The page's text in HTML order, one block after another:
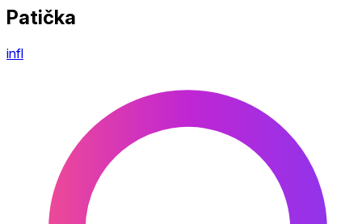
Patička
infl